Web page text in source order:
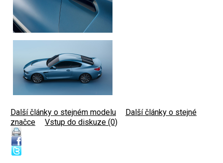
Další články o stejném modelu
Další články o stejné
značce
Vstup do diskuze (0)